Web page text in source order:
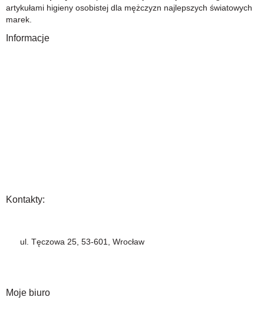
artykułami higieny osobistej dla mężczyzn najlepszych światowych
marek.
Informacje
Kontakty:
ul. Tęczowa 25, 53-601, Wrocław
Moje biuro